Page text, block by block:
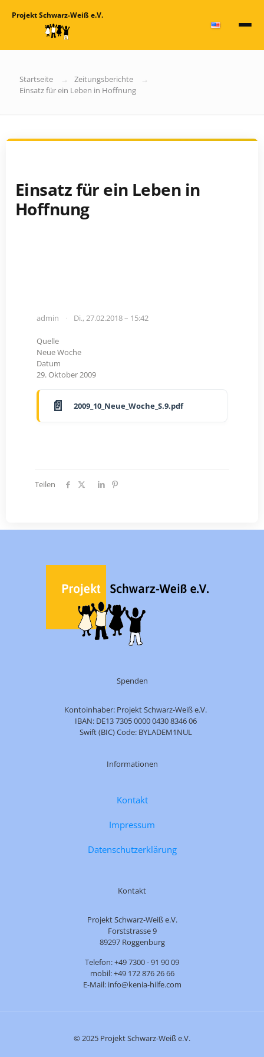
Projekt Schwarz-Weiß e.V.
Startseite
Zeitungsberichte
Einsatz für ein Leben in Hoffnung
Einsatz für ein Leben in
Hoffnung
admin Di., 27.02.2018 – 15:42
Quelle
Neue Woche
Datum
29. Oktober 2009
2009_10_Neue_Woche_S.9.pdf
Teilen
Spenden
Kontoinhaber: Projekt Schwarz-Weiß e.V.
IBAN: DE13 7305 0000 0430 8346 06
Swift (BIC) Code: BYLADEM1NUL
Informationen
Kontakt
Impressum
Datenschutzerklärung
Kontakt
Projekt Schwarz-Weiß e.V.
Forststrasse 9
89297 Roggenburg
Telefon: +49 7300 - 91 90 09
mobil: +49 172 876 26 66
E-Mail: info@kenia-hilfe.com
© 2025 Projekt Schwarz-Weiß e.V.